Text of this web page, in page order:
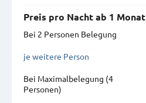
Preis pro Nacht ab 1 Monat
Bei 2 Personen Belegung
je weitere Person
Bei Maximal­belegung (4
Personen)